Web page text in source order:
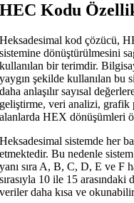
HEC Kodu
Heksadesimal kod çözücü,
sistemine dönüştürülmesini
kullanılan bir terimdir.
yaygın şekilde kullanılan bu
daha anlaşılır sayısal
geliştirme, veri analizi, grafik
alanlarda HEX dönüşümleri
Heksadesimal sistemde her
etmektedir. Bu nedenle
yanı sıra A, B, C, D, E ve F
sırasıyla 10 ile 15
veriler daha kısa ve